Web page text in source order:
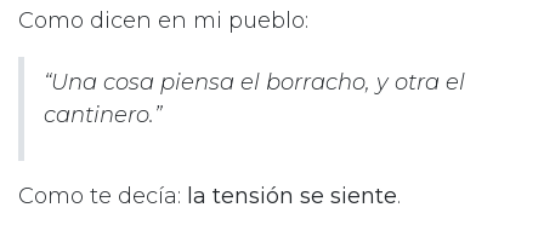
Como dicen en mi pueblo:
“Una cosa piensa el borracho, y otra el
cantinero.”
Como te decía: la tensión se siente.